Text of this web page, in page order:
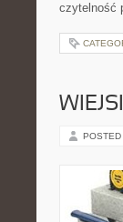
czytelność
POSTED